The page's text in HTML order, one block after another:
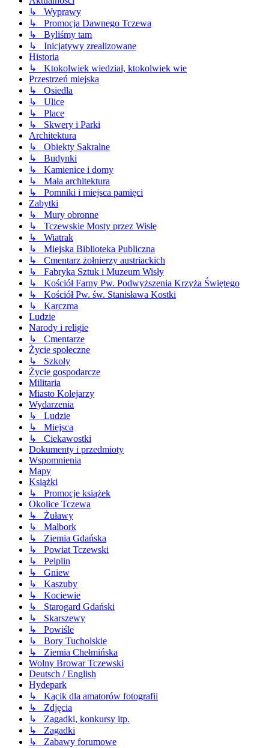
↳ Wyprawy
↳ Promocja Dawnego Tczewa
↳ Byliśmy tam
↳ Inicjatywy zrealizowane
Historia
↳ Ktokolwiek wiedział, ktokolwiek wie
Przestrzeń miejska
↳ Osiedla
↳ Ulice
↳ Place
↳ Skwery i Parki
Architektura
↳ Obiekty Sakralne
↳ Budynki
↳ Kamienice i domy
↳ Mała architektura
↳ Pomniki i miejsca pamięci
Zabytki
↳ Mury obronne
↳ Tczewskie Mosty przez Wisłę
↳ Wiatrak
↳ Miejska Biblioteka Publiczna
↳ Cmentarz żołnierzy austriackich
↳ Fabryka Sztuk i Muzeum Wisły
↳ Kościół Farny Pw. Podwyższenia Krzyża Świętego
↳ Kościół Pw. św. Stanisława Kostki
↳ Karczma
Ludzie
Narody i religie
↳ Cmentarze
Życie społeczne
↳ Szkoły
Życie gospodarcze
Militaria
Miasto Kolejarzy
Wydarzenia
↳ Ludzie
↳ Miejsca
↳ Ciekawostki
Dokumenty i przedmioty
Wspomnienia
Mapy
Książki
↳ Promocje książek
Okolice Tczewa
↳ Żuławy
↳ Malbork
↳ Ziemia Gdańska
↳ Powiat Tczewski
↳ Pelplin
↳ Gniew
↳ Kaszuby
↳ Kociewie
↳ Starogard Gdański
↳ Skarszewy
↳ Powiśle
↳ Bory Tucholskie
↳ Ziemia Chełmińska
Wolny Browar Tczewski
Deutsch / English
Hydepark
↳ Kącik dla amatorów fotografii
↳ Zdjęcia
↳ Zagadki, konkursy itp.
↳ Zagadki
↳ Zabawy forumowe